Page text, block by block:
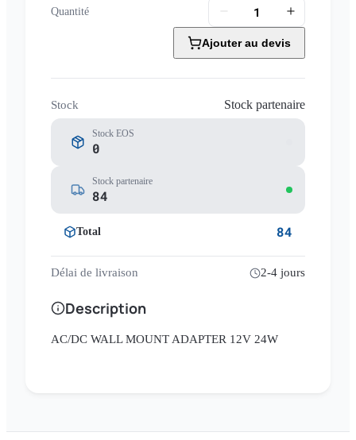
Quantité
Ajouter au devis
Stock Stock partenaire
Stock EOS
0
Stock partenaire
84
Total 84
Délai de livraison 2-4 jours
Description
AC/DC WALL MOUNT ADAPTER 12V 24W